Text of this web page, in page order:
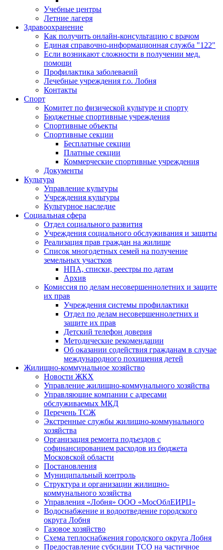
Учебные центры
Летние лагеря
Здравоохранение
Как получить онлайн-консультацию с врачом
Единая справочно-информационная служба "122"
Если возникают сложности в получении мед.
помощи
Профилактика заболеваеий
Лечебные учреждения г.о. Лобня
Контакты
Спорт
Комитет по физической культуре и спорту
Бюджетные спортивные учреждения
Спортивные объекты
Спортивные секции
Бесплатные секции
Платные секции
Коммерческие спортивные учреждения
Документы
Культура
Управление культуры
Учреждения культуры
Культурное наследие
Социальная сфера
Отдел социального развития
Учреждения социального обслуживания и защиты
Реализация прав граждан на жилище
Список многодетных семей на получение
земельных участков
НПА, списки, реестры по датам
Архив
Комиссия по делам несовершеннолетних и защите
их прав
Учреждения системы профилактики
Отдел по делам несовершеннолетних и
защите их прав
Детский телефон доверия
Методические рекомендации
Об оказании содействия гражданам в случае
международного похищения детей
Жилищно-коммунальное хозяйство
Новости ЖКХ
Управление жилищно-коммунального хозяйства
Управляющие компании с адресами
обслуживаемых МКД
Перечень ТСЖ
Экстренные службы жилищно-коммунального
хозяйства
Организация ремонта подъездов с
софинансированием расходов из бюджета
Московской области
Постановления
Муниципальный контроль
Структура и организации жилищно-
коммунального хозяйства
Управления «Лобня» ООО «МосОблЕИРЦ»
Водоснабжение и водоотведение городского
округа Лобня
Газовое хозяйство
Схема теплоснабжения городского округа Лобня
Предоставление субсидии ТСО на частичное